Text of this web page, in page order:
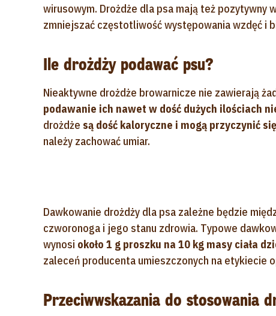
wirusowym. Drożdże dla psa mają też pozytywny
zmniejszać częstotliwość występowania wzdęć i
Ile drożdży podawać psu?
Nieaktywne drożdże browarnicze nie zawierają
podawanie ich nawet w dość dużych ilościach
drożdże są dość kaloryczne i mogą przyczynić
należy zachować umiar.
Dawkowanie drożdży dla psa zależne będzie
czworonoga i jego stanu zdrowia. Typowe
wynosi około 1 g proszku na 10 kg masy ciała
zaleceń producenta umieszczonych na etykiecie
Przeciwwskazania do stosowania